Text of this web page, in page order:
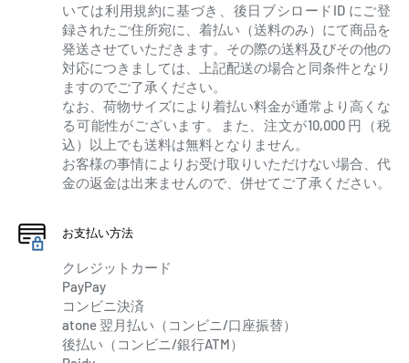
いては利用規約に基づき、後日ブシロードID にご登
録されたご住所宛に、着払い（送料のみ）にて商品を
発送させていただきます。その際の送料及びその他の
対応につきましては、上記配送の場合と同条件となり
ますのでご了承ください。
なお、荷物サイズにより着払い料金が通常より高くな
る可能性がございます。また、注文が10,000 円（税
込）以上でも送料は無料となりません。
お客様の事情によりお受け取りいただけない場合、代
金の返金は出来ませんので、併せてご了承ください。
お支払い方法
クレジットカード
PayPay
コンビニ決済
atone 翌月払い（コンビニ/口座振替）
後払い（コンビニ/銀行ATM）